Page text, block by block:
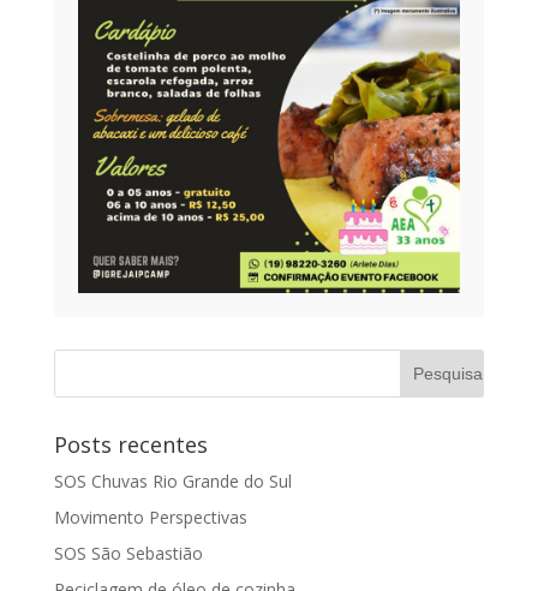
Posts recentes
SOS Chuvas Rio Grande do Sul
Movimento Perspectivas
SOS São Sebastião